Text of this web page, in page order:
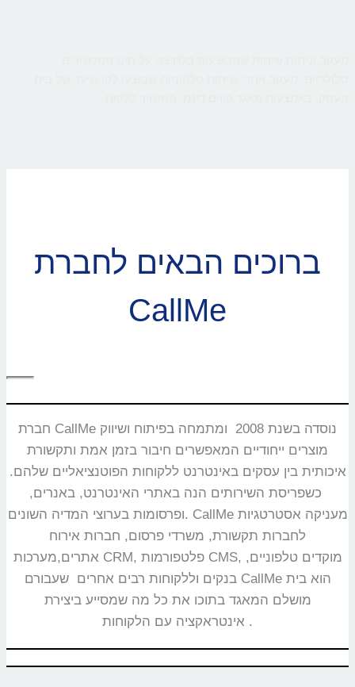
ברוכים הבאים לחברת
CallMe
חברת CallMe נוסדה בשנת 2008 ומתמחה בפיתוח ושיווק
מוצרים ייחודיים המאפשרים חיבור בזמן אמת ותקשורת
איכותית בין עסקים באינטרנט ללקוחות הפוטנציאליים שלהם.
כשפריסת השירותים הנה באתרי האינטרנט, באנרים,
ופרסומות בערוצי המדיה השונים. CallMe מעניקה אסטרטגיות
לחברות תקשורת, משרדי פרסום, חברות אירוח
אתרים,מערכות CRM, פלטפורמות CMS, מוקדים טלפוניים,
בנקים וללקוחות רבים אחרים שעבורם CallMe הוא בית
מושלם המאגד בתוכו את כל מה שמסייע ביצירת
אינטראקציה עם הלקוחות.